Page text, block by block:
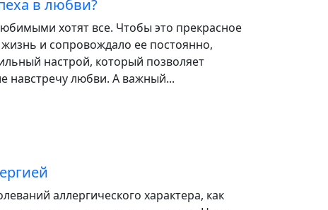
в любви?
хотят все. Чтобы это прекрасное
и сопровождало ее постоянно,
настрой, который позволяет
навстречу любви. А важный...
аллергического характера, как